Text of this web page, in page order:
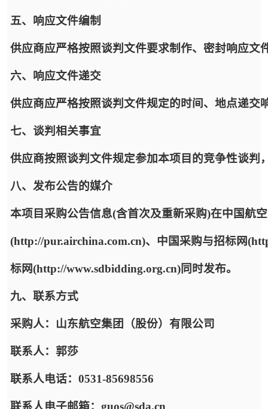
五、响应文件编制
供应商应严格按照谈判文件要求制作、密封响应文
六、响应文件递交
供应商应严格按照谈判文件规定的时间、地点递交
七、谈判相关事宜
供应商按照谈判文件规定参加本项目的竞争性谈判
八、发布公告的媒介
本项目采购公告信息(含首次及重新采购)在中国航
(http://pur.airchina.com.cn)、中国采购与招标网
标网(http://www.sdbidding.org.cn)同时发布。
九、联系方式
采购人：山东航空集团（股份）有限公司
联系人：郭莎
联系人电话：0531-85698556
联系人电子邮箱：guos@sda.cn